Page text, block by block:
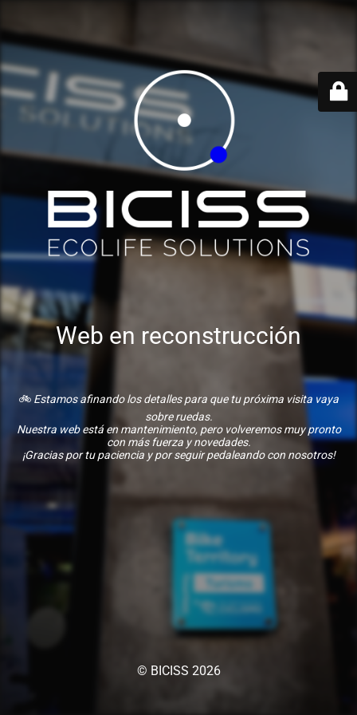
Web en reconstrucción
🚲 Estamos afinando los detalles para que tu próxima visita vaya
sobre ruedas.
Nuestra web está en mantenimiento, pero volveremos muy pronto
con más fuerza y novedades.
¡Gracias por tu paciencia y por seguir pedaleando con nosotros!
© BICISS 2026